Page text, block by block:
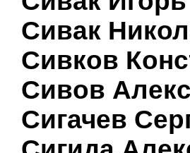
Сивак
Сивков
Сивов
Сигачев